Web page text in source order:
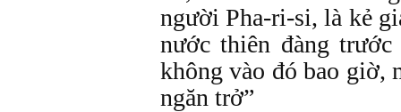
người Pha-ri-si, là kẻ
nước thiên đàng
không vào đó bao giờ,
ngăn trở”